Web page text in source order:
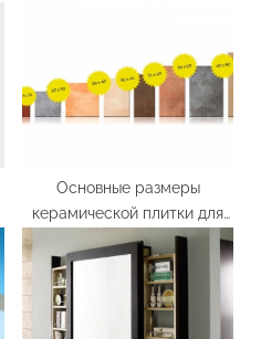
Основные размеры
керамической плитки для
стен и пола